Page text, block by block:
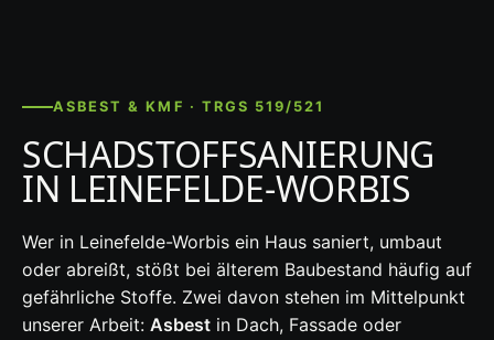
ASBEST & KMF · TRGS 519/521
SCHADSTOFFSANIERUNG
IN LEINEFELDE-WORBIS
Wer in Leinefelde-Worbis ein Haus saniert, umbaut
oder abreißt, stößt bei älterem Baubestand häufig auf
gefährliche Stoffe. Zwei davon stehen im Mittelpunkt
unserer Arbeit: Asbest in Dach, Fassade oder